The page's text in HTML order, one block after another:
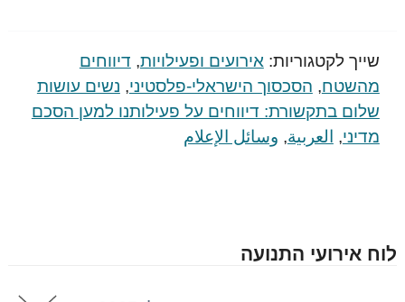
שייך לקטגוריות: אירועים ופעילויות, דיווחים
מהשטח, הסכסוך הישראלי-פלסטיני, נשים עושות
שלום בתקשורת: דיווחים על פעילותנו למען הסכם
מדיני, العربية, وسائل اﻹعلام
לוח אירועי התנועה